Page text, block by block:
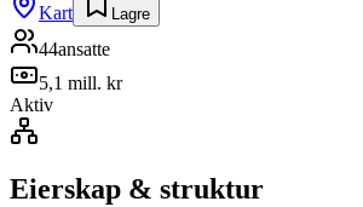
Kart
Lagre
44ansatte
5,1 mill. kr
Aktiv
Eierskap & struktur